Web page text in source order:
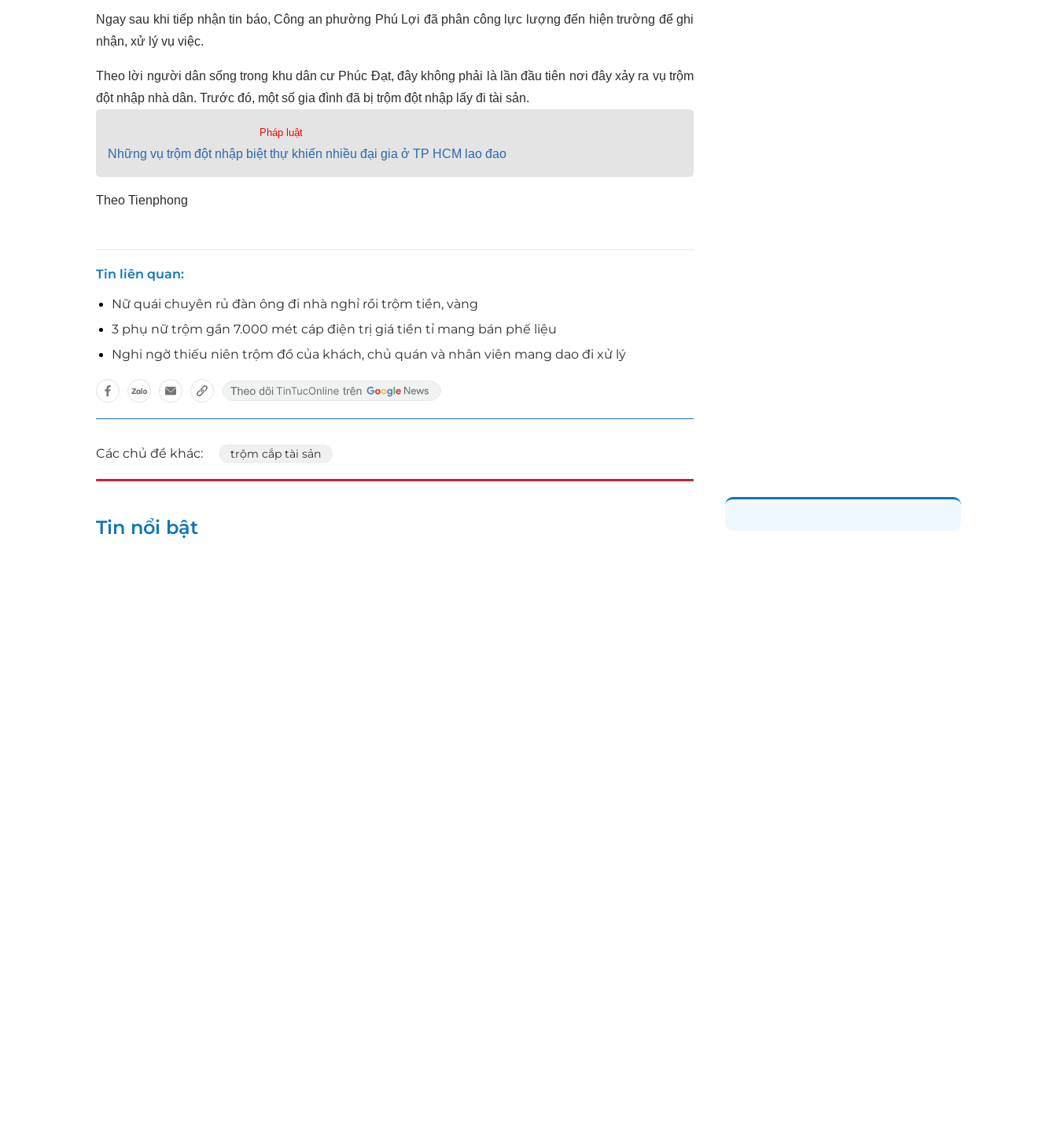
Ngay sau khi tiếp nhận tin báo, Công an phường Phú Lợi đã phân công lực lượng đến hiện trường để ghi
nhận, xử lý vụ việc.
Theo lời người dân sống trong khu dân cư Phúc Đạt, đây không phải là lần đầu tiên nơi đây xảy ra vụ trộm
đột nhập nhà dân. Trước đó, một số gia đình đã bị trộm đột nhập lấy đi tài sản.
Pháp luật
Những vụ trộm đột nhập biệt thự khiến nhiều đại gia ở TP HCM lao đao
Theo Tienphong
Tin liên quan
Nữ quái chuyên rủ đàn ông đi nhà nghỉ rồi trộm tiền, vàng
3 phụ nữ trộm gần 7.000 mét cáp điện trị giá tiền tỉ mang bán phế liệu
Nghi ngờ thiếu niên trộm đồ của khách, chủ quán và nhân viên mang dao đi xử lý
Các chủ đề khác: trộm cắp tài sản
Tin nổi bật